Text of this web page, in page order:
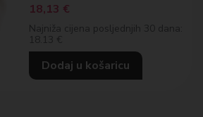
18,13 €
Najniža cijena posljednjih 30 dana:
18.13 €
Dodaj u košaricu